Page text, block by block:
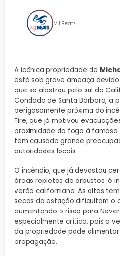
MJ Beats
A icônica propriedade de
está sob grave ameaça
que se alastrou pelo sul da
Condado de Santa Bárbara, a
perigosamente próxima do
Fire, que já motivou
proximidade do fogo à famosa
tem causado grande
autoridades locais.
O incêndio, que já devastou
áreas repletas de arbustos, é
verão californiano. As altas
secos da estação dificultam o
aumentando o risco para
especialmente crítica, pois a
da propriedade pode
propagação.